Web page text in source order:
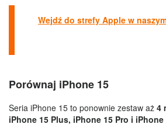
Wejdź do strefy Apple w
Porównaj iPhone 15
Seria iPhone 15 to ponownie zestaw aż 4
iPhone 15 Plus, iPhone 15 Pro i iPhone